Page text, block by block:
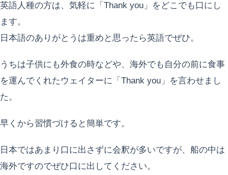
英語人種の方は、気軽に「Thank you」をどこでも口にし
ます。
日本語のありがとうは重めと思ったら英語でぜひ。
うちは子供にも外食の時などや、海外でも自分の前に食事
を運んでくれたウェイターに「Thank you」を言わせまし
た。
早くから習慣づけると簡単です。
日本ではあまり口に出さずに会釈が多いですが、船の中は
海外ですのでぜひ口に出してください。